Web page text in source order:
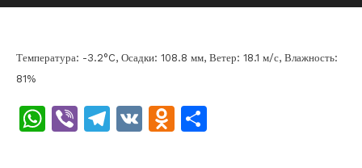
Температура: -3.2°C, Осадки: 108.8 мм, Ветер: 18.1 м/с, Влажность:
81%
WhatsApp
ViberTelegram
VK Odnoklassniki